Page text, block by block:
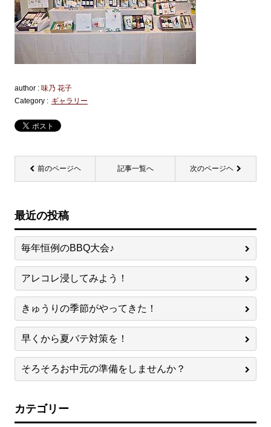
author : 味乃 花子
Category : ギャラリー
前のページヘ 記事一覧へ 次のページヘ
最近の投稿
毎年恒例のBBQ大会♪
アレコレ浸してみよう！
きゅうりの季節がやってきた！
早くから夏バテ対策を！
そろそろお中元の準備をしませんか？
カテゴリー